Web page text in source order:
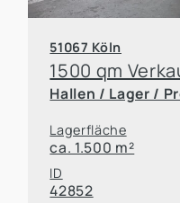
51067 Köln
Hallen / Lager /
Lagerfläche
ca. 1.500 m²
ID
42852